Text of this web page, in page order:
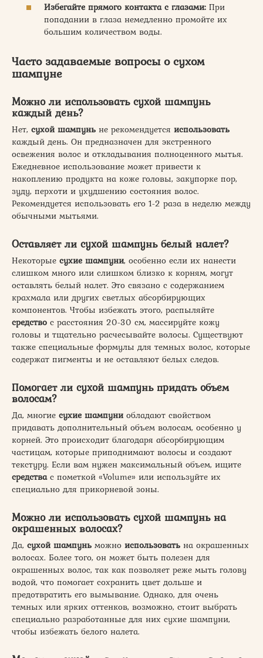
Избегайте прямого контакта с глазами: При
попадании в глаза немедленно промойте их
большим количеством воды.
Часто задаваемые вопросы о сухом
шампуне
Можно ли использовать сухой шампунь
каждый день?
Нет, сухой шампунь не рекомендуется использовать
каждый день. Он предназначен для экстренного
освежения волос и откладывания полноценного мытья.
Ежедневное использование может привести к
накоплению продукта на коже головы, закупорке пор,
зуду, перхоти и ухудшению состояния волос.
Рекомендуется использовать его 1-2 раза в неделю между
обычными мытьями.
Оставляет ли сухой шампунь белый налет?
Некоторые сухие шампуни, особенно если их нанести
слишком много или слишком близко к корням, могут
оставлять белый налет. Это связано с содержанием
крахмала или других светлых абсорбирующих
компонентов. Чтобы избежать этого, распыляйте
средство с расстояния 20-30 см, массируйте кожу
головы и тщательно расчесывайте волосы. Существуют
также специальные формулы для темных волос, которые
содержат пигменты и не оставляют белых следов.
Помогает ли сухой шампунь придать объем
волосам?
Да, многие сухие шампуниобладают свойством
придавать дополнительный объем волосам, особенно у
корней. Это происходит благодаря абсорбирующим
частицам, которые приподнимают волосы и создают
текстуру. Если вам нужен максимальный объем, ищите
средствас пометкой «Volume» или используйте их
специально для прикорневой зоны.
Можно ли использовать сухой шампунь на
окрашенных волосах?
Да, сухой шампунь можно использовать на окрашенных
волосах. Более того, он может быть полезен для
окрашенных волос, так как позволяет реже мыть голову
водой, что помогает сохранить цвет дольше и
предотвратить его вымывание. Однако, для очень
темных или ярких оттенков, возможно, стоит выбрать
специально разработанные для них сухие шампуни,
чтобы избежать белого налета.